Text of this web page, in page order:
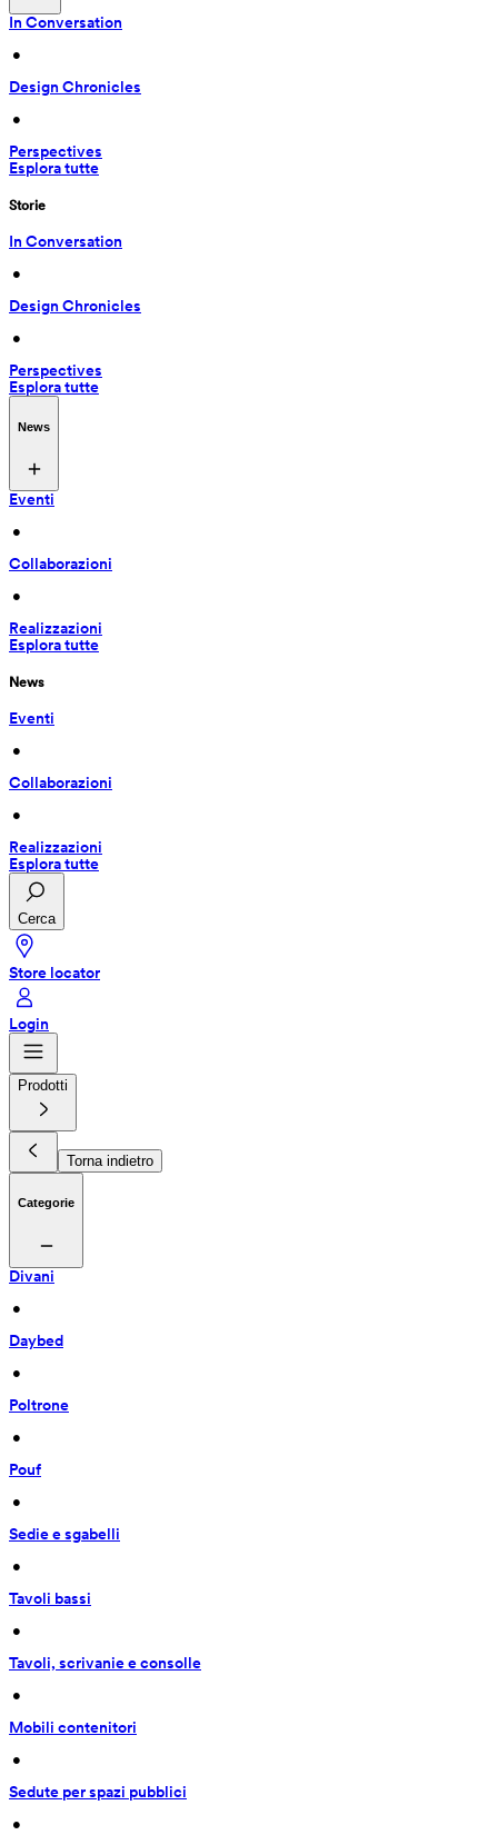
In Conversation
•
Design Chronicles
•
Perspectives
Esplora tutte
Storie
In Conversation
•
Design Chronicles
•
Perspectives
Esplora tutte
News
Eventi
•
Collaborazioni
•
Realizzazioni
Esplora tutte
News
Eventi
•
Collaborazioni
•
Realizzazioni
Esplora tutte
Cerca
Store locator
Login
Prodotti
Torna indietro
Categorie
Divani
•
Daybed
•
Poltrone
•
Pouf
•
Sedie e sgabelli
•
Tavoli bassi
•
Tavoli, scrivanie e consolle
•
Mobili contenitori
•
Sedute per spazi pubblici
•